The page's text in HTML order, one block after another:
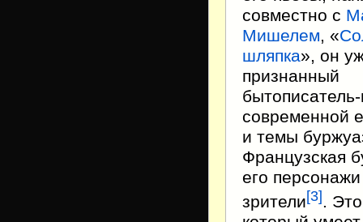
совместно с
Мишелем, «
шляпка», он
признанный
современной
и темы
Французская
его
зрители[3].